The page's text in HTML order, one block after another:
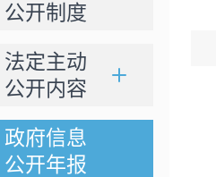
公开制度
法定主动
公开内容
政府信息
公开年报